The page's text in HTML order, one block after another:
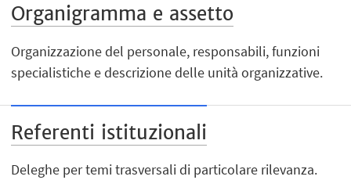
Organigramma e assetto
Organizzazione del personale, responsabili, funzioni
specialistiche e descrizione delle unità organizzative.
Referenti istituzionali
Deleghe per temi trasversali di particolare rilevanza.